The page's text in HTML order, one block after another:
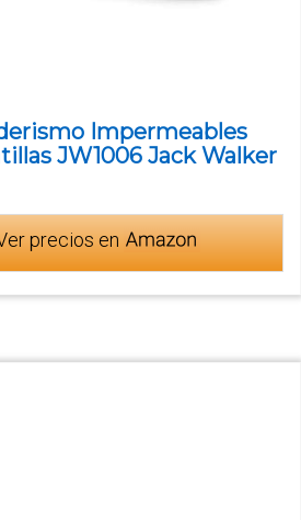
Impermeables
JW1006 Jack Walker
precios en